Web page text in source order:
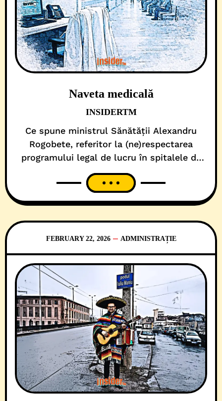
Naveta medicală
INSIDERTM
Ce spune ministrul Sănătății Alexandru
Rogobete, referitor la (ne)respectarea
programului legal de lucru în spitalele de
stat, e pur și simplu o poezie. Fără rimă! În
primul rând, pentru că reacția întâiului
în timpul orelor de program de la stat.
FEBRUARY 22, 2026 ADMINISTRAȚIE